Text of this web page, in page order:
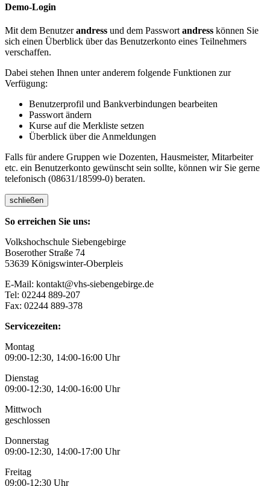
Demo-Login
Mit dem Benutzerandress und dem Passwort andress können Sie
sich einen Überblick über das Benutzerkonto eines Teilnehmers
verschaffen.
Dabei stehen Ihnen unter anderem folgende Funktionen zur
Verfügung:
Benutzerprofil und Bankverbindungen bearbeiten
Passwort ändern
Kurse auf die Merkliste setzen
Überblick über die Anmeldungen
Falls für andere Gruppen wie Dozenten, Hausmeister, Mitarbeiter
etc. ein Benutzerkonto gewünscht sein sollte, können wir Sie gerne
telefonisch (08631/18599-0) beraten.
schließen
So erreichen Sie uns:
Volkshochschule Siebengebirge
Boserother Straße 74
53639 Königswinter-Oberpleis
E-Mail: kontakt@vhs-siebengebirge.de
Tel: 02244 889-207
Fax: 02244 889-378
Servicezeiten:
Montag
09:00-12:30, 14:00-16:00 Uhr
Dienstag
09:00-12:30, 14:00-16:00 Uhr
Mittwoch
geschlossen
Donnerstag
09:00-12:30, 14:00-17:00 Uhr
Freitag
09:00-12:30 Uhr